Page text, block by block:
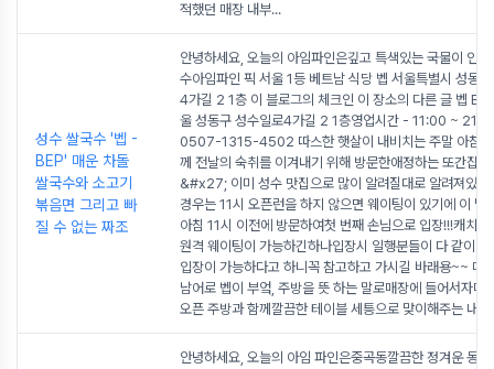
적했던 매장 내부...
성수 쌀국수 '벱 -
BEP' 매운 차돌
쌀국수와 소고기
볶음면 그리고 빠
질 수 없는 짜조
안녕하세요, 오늘의 아임파인은깊고 특색있는 국물이 인
수아임파인 픽 서울 1등 베트남 식당 벱 서울특별시 성동
4가길 2 1층 이 블로그의 체크인 이 장소의 다른 글 벱
울 성동구 성수일로4가길 2 1층영업시간 - 11:00 ~
0507-1315-4502 따스한 햇살이 내비치는 주말 아침슬
께 전날의 숙취를 이겨내기 위해 방문한애정하는 또간집
&#x27; 이미 성수 맛집으로 많이 알려질대로 알려져있어
경우는 11시 오픈런을 하지 않으면 웨이팅이 있기에 이 날
아침 11시 이전에 방문하여첫 번째 손님으로 입장!!!캐치테
원격 웨이팅이 가능하긴하나입장시 일행분들이 다 같이
입장이 가능하다고 하니꼭 참고하고 가시길 바래용~~ 매
남어로 벱이 부엌, 주방을 뜻 하는 말로매장에 들어서자마
오픈 주방과 함께깔끔한 테이블 세틍으로 맞이해주는 내부
안녕하세요, 오늘의 아임 파인은중곡동깔끔한 정겨운 동